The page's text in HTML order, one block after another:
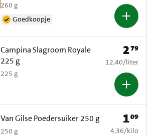
260 g
Goedkoopje
Campina Slagroom Royale
225 g
225 g
Prijs: € 2,79
279
€ 12,40 per liter
12,40/liter
Van Gilse Poedersuiker 250 g
250 g
Prijs: € 1,09
109
€ 4,36 per kilo
4,36/kilo